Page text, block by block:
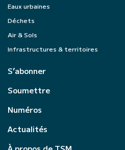
Eaux urbaines
Déchets
Air & Sols
Infrastructures & territoires
S’abonner
Soumettre
Numéros
Actualités